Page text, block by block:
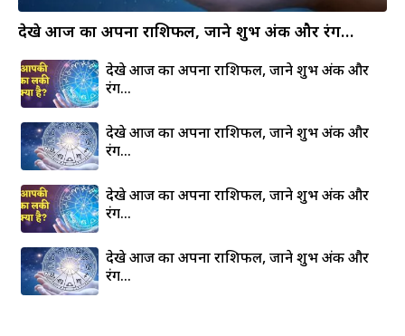
देखे आज का अपना राशिफल, जाने शुभ अंक और रंग…
देखे आज का अपना राशिफल, जाने शुभ अंक और
रंग…
देखे आज का अपना राशिफल, जाने शुभ अंक और
रंग…
देखे आज का अपना राशिफल, जाने शुभ अंक और
रंग…
देखे आज का अपना राशिफल, जाने शुभ अंक और
रंग…